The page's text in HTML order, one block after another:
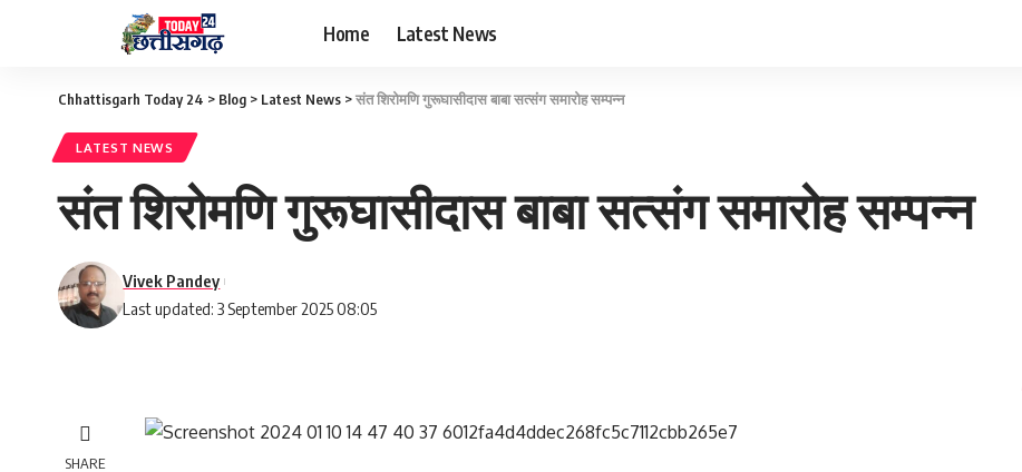
Home Latest News
Chhattisgarh Today 24 > Blog > Latest News >संत शिरोमणि गुरूघासीदास बाबा सत्संग समारोह सम्पन्न
LATEST NEWS
संत शिरोमणि गुरूघासीदास बाबा सत्संग समारोह सम्पन्न
Last updated: 3 September 2025 08:05
Vivek Pandey
SHARE